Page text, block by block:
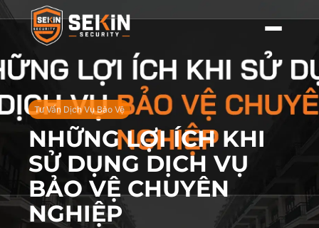
Tư Vấn Dịch Vụ Bảo Vệ
NHỮNG LỢI ÍCH KHI
SỬ DỤNG DỊCH VỤ
BẢO VỆ CHUYÊN
NGHIỆP